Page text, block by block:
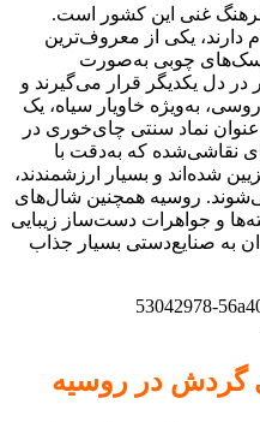
غنی این کشور است.
دارند، یکی از معروف‌ترین
چوبی به‌صورت
دل یکدیگر قرار می‌گیرند و
به‌ویژه خاویار سیاه، یک
نماد سنتی چای‌خوری در
نقاشی‌شده که به‌دقت با
شده‌اند و بسیار ارزشمندند،
روسیه همچنین شال‌های
و جواهرات دست‌ساز زیبایی
به صنایع‌دستی بسیار جذاب
گردش در روسیه